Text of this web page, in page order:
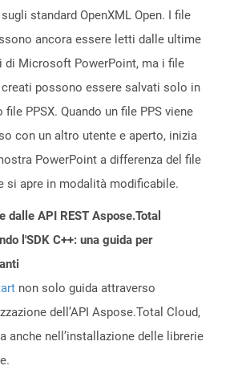
standard OpenXML Open. I file
ancora essere letti dalle ultime
di Microsoft PowerPoint, ma i file
creati possono essere salvati solo in
PPSX. Quando un file PPS viene
con un altro utente e aperto, inizia
PowerPoint a differenza del file
si apre in modalità modificabile.
dalle API REST Aspose.Total
l'SDK C++: una guida per
non solo guida attraverso
dell’API Aspose.Total Cloud,
anche nell’installazione delle librerie